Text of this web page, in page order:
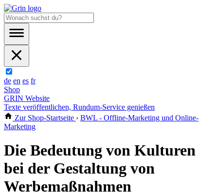
de en es fr
Shop
GRIN Website
Texte veröffentlichen, Rundum-Service genießen
Zur Shop-Startseite › BWL - Offline-Marketing und Online-
Marketing
Die Bedeutung von Kulturen
bei der Gestaltung von
Werbemaßnahmen